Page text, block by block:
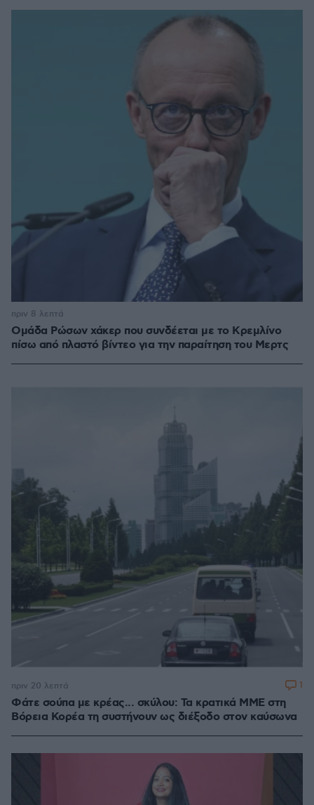
Ομάδα Ρώσων χάκερ που συνδέεται με το Κρεμλίνο
πίσω από πλαστό βίντεο για την παραίτηση του Μερτς
πριν 8 λεπτά
Φάτε σούπα με κρέας... σκύλου: Τα κρατικά ΜΜΕ στη
Βόρεια Κορέα τη συστήνουν ως διέξοδο στον καύσωνα
πριν 20 λεπτά 1